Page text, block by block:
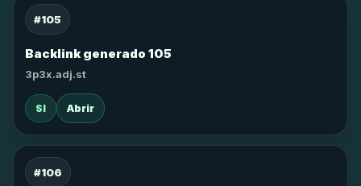
#105
Backlink generado 105
3p3x.adj.st
SI Abrir
#106